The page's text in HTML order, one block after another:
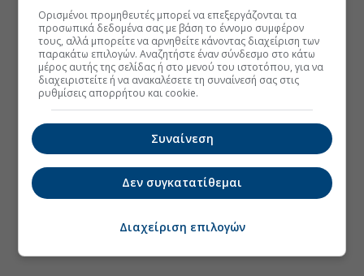
Ορισμένοι προμηθευτές μπορεί να επεξεργάζονται τα
προσωπικά δεδομένα σας με βάση το έννομο συμφέρον
τους, αλλά μπορείτε να αρνηθείτε κάνοντας διαχείριση των
παρακάτω επιλογών. Αναζητήστε έναν σύνδεσμο στο κάτω
μέρος αυτής της σελίδας ή στο μενού του ιστοτόπου, για να
διαχειριστείτε ή να ανακαλέσετε τη συναίνεσή σας στις
ρυθμίσεις απορρήτου και cookie.
Συναίνεση
Δεν συγκατατίθεμαι
Διαχείριση επιλογών